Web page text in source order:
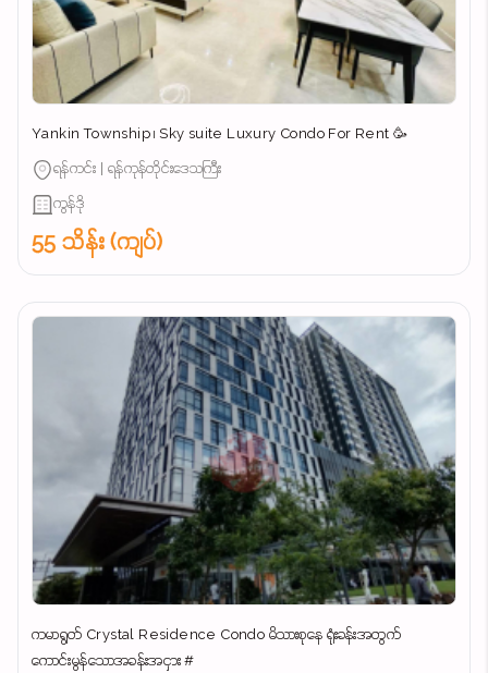
Yankin Township ၊ Sky suite Luxury Condo For Rent 🥳
ရန်ကင်း | ရန်ကုန်တိုင်းဒေသကြီး
ကွန်ဒို
55 သိန်း (ကျပ်)
ကမာရွတ် Crystal Residence Condo မိသားစုနေ ရုံးခန်းအတွက်
ကောင်းမွန်သောအခန်းအငှား #